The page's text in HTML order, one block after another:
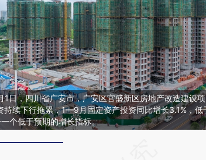
1日，四川省广安市，广安区官盛新区房地产改造建设
持续下行拖累，1—9月固定资产投资同比增长3.1%，低
个低于预期的增长指标。